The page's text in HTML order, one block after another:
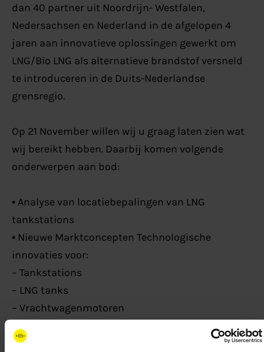
dan 40 partner uit Noordrijn- Westfalen,
Nedersachsen en Nederland in de afgelopen 4
jaren aan innovatieve oplossingen gewerkt om
LNG/Bio LNG als alternatieve brandstof versneld
te introduceren in de Duits-Nederlandse
grensregio.
Op 21 November willen wij u graag laten zien wat
wij bereikt hebben. Daarbij komen volgende
onderwerpen aan bod:
• Analyse van locatiebepalingen van LNG
tankstations
• Nieuwe Marktconcepten Technologische
innovaties voor:
– Tankstations
– LNG tanks
– Vrachtwagenmotoren
– Toepassing van biogas en bio LNG